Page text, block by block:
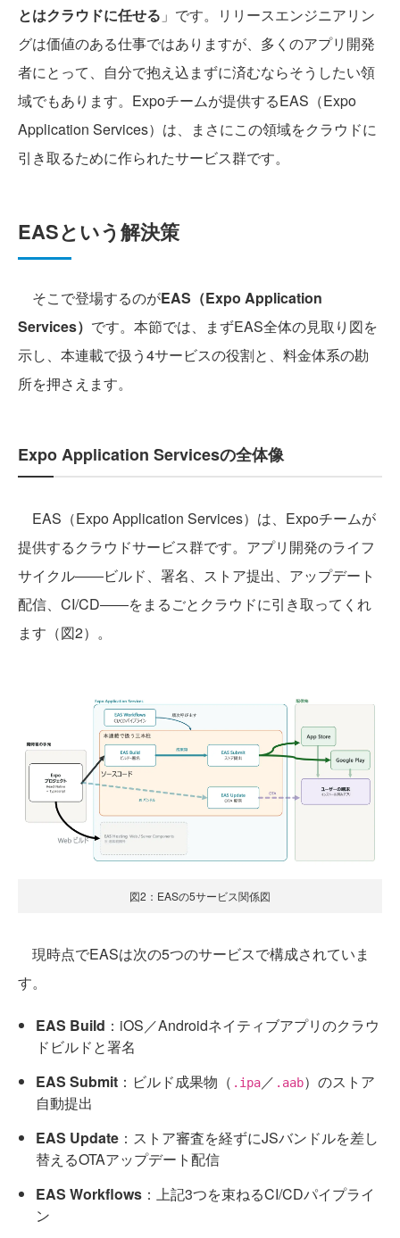
とはクラウドに任せる 」です。リリースエンジニアリン
グは価値のある仕事ではありますが、多くのアプリ開発
者にとって、自分で抱え込まずに済むならそうしたい領
域でもあります。Expoチームが提供するEAS（Expo
Application Services）は、まさにこの領域をクラウドに
引き取るために作られたサービス群です。
EASという解決策
そこで登場するのがEAS（Expo Application
Services） です。本節では、まずEAS全体の見取り図を
示し、本連載で扱う4サービスの役割と、料金体系の勘
所を押さえます。
Expo Application Servicesの全体像
EAS（Expo Application Services）は、Expoチームが
提供するクラウドサービス群です。アプリ開発のライフ
サイクル――ビルド、署名、ストア提出、アップデート
配信、CI/CD――をまるごとクラウドに引き取ってくれ
ます（図2）。
図2：EASの5サービス関係図
現時点でEASは次の5つのサービスで構成されていま
す。
EAS Build ：iOS／Androidネイティブアプリのクラウ
ドビルドと署名
EAS Submit ：ビルド成果物（ .ipa／ .aab）のストア
自動提出
EAS Update ：ストア審査を経ずにJSバンドルを差し
替えるOTAアップデート配信
EAS Workflows ：上記3つを束ねるCI/CDパイプライ
ン